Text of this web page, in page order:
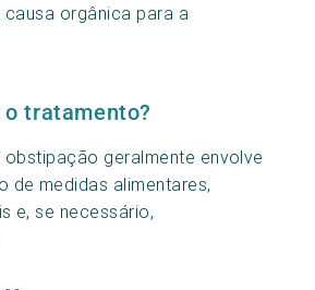
orgânica para a
tratamento?
geralmente envolve
de medidas alimentares,
e, se necessário,